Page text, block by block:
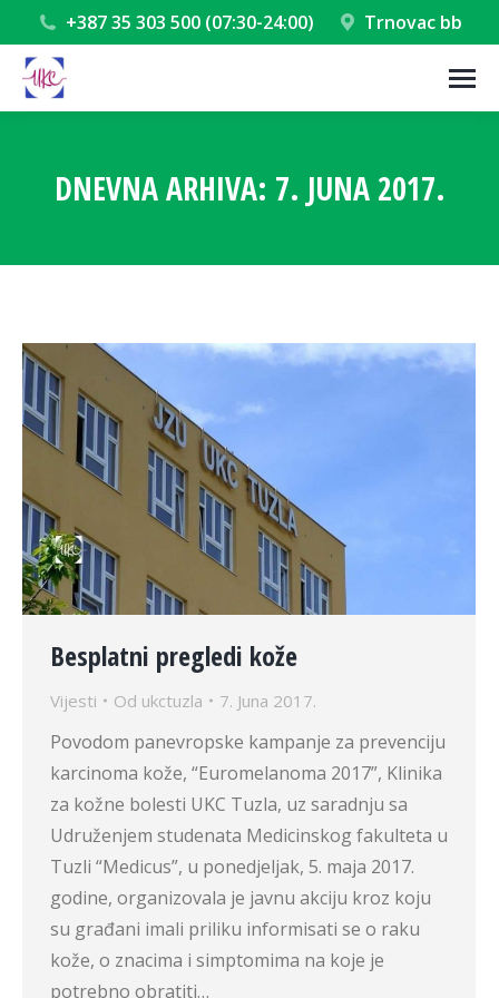
+387 35 303 500 (07:30-24:00) Trnovac bb
DNEVNA ARHIVA: 7. JUNA 2017.
Besplatni pregledi kože
Vijesti Od ukctuzla 7. Juna 2017.
Povodom panevropske kampanje za prevenciju
karcinoma kože, “Euromelanoma 2017”, Klinika
za kožne bolesti UKC Tuzla, uz saradnju sa
Udruženjem studenata Medicinskog fakulteta u
Tuzli “Medicus”, u ponedjeljak, 5. maja 2017.
godine, organizovala je javnu akciju kroz koju
su građani imali priliku informisati se o raku
kože, o znacima i simptomima na koje je
potrebno obratiti…